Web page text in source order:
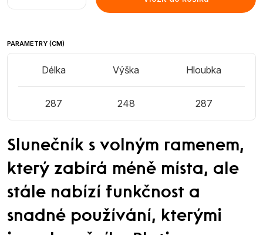
PARAMETRY (CM)
Délka
287
Výška
248
Hloubka
287
Slunečník s volným ramenem,
který zabírá méně místa, ale
stále nabízí funkčnost a
snadné používání, kterými